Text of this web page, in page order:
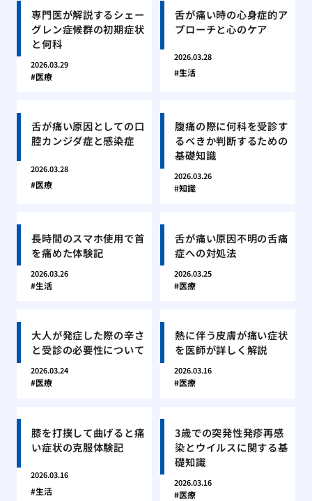
専門医が解説するシェー
グレン症候群の初期症状
と何科
2026.03.29
医療
舌が痛い時の心身症的ア
プローチと心のケア
2026.03.28
生活
舌が痛い原因としての口
腔カンジダ症と感染症
2026.03.28
医療
腹痛の際に何科を受診す
るべきか判断するための
基礎知識
2026.03.26
知識
長時間のスマホ使用で首
を痛めた体験記
2026.03.26
生活
舌が痛い原因不明の舌痛
症への対処法
2026.03.25
医療
大人が発症した際の辛さ
と受診の必要性について
2026.03.24
医療
熱に伴う皮膚が痛い症状
を医師が詳しく解説
2026.03.16
医療
膝を打撲して曲げると痛
い症状の克服体験記
2026.03.16
生活
3歳での突発性発疹再感
染とウイルスに関する基
礎知識
2026.03.16
医療